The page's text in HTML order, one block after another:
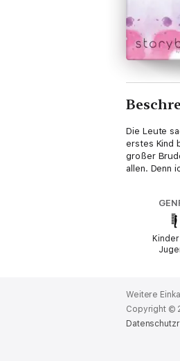
Die Leute
erstes Kind
großer
allen. Denn
Weitere
Copyright ©